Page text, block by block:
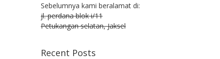
Sebelumnya kami beralamat di:
jl. perdana blok i/11
Petukangan selatan, Jaksel
Recent Posts